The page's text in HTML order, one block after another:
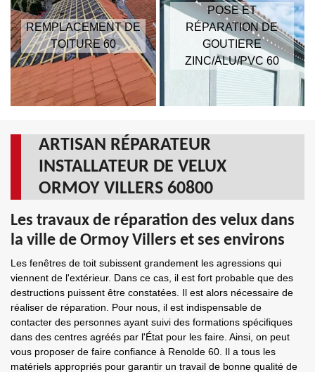
REMPLACEMENT DE
TOITURE 60
POSE ET
RÉPARATION DE
GOUTIERE
ZINC/ALU/PVC 60
ARTISAN RÉPARATEUR
INSTALLATEUR DE VELUX
ORMOY VILLERS 60800
Les travaux de réparation des velux dans
la ville de Ormoy Villers et ses environs
Les fenêtres de toit subissent grandement les agressions qui
viennent de l'extérieur. Dans ce cas, il est fort probable que des
destructions puissent être constatées. Il est alors nécessaire de
réaliser de réparation. Pour nous, il est indispensable de
contacter des personnes ayant suivi des formations spécifiques
dans des centres agréés par l'État pour les faire. Ainsi, on peut
vous proposer de faire confiance à Renolde 60. Il a tous les
matériels appropriés pour garantir un travail de bonne qualité de